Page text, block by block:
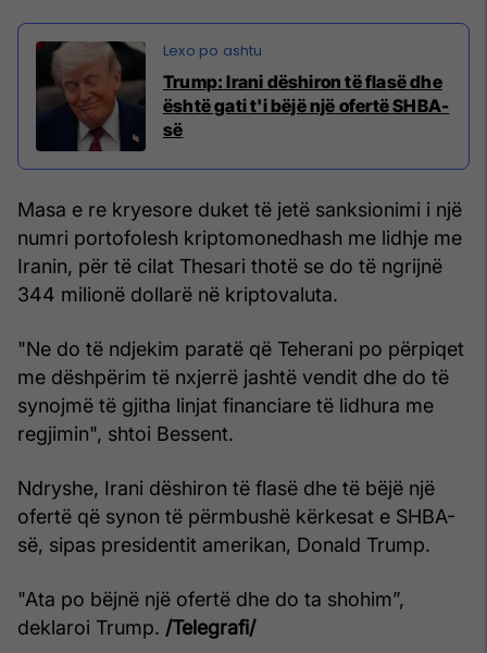
Trump: Irani dëshiron të flasë dhe
është gati t'i bëjë një ofertë SHBA-
së
Masa e re kryesore duket të jetë sanksionimi i një
numri portofolesh kriptomonedhash me lidhje me
Iranin, për të cilat Thesari thotë se do të ngrijnë
344 milionë dollarë në kriptovaluta.
"Ne do të ndjekim paratë që Teherani po përpiqet
me dëshpërim të nxjerrë jashtë vendit dhe do të
synojmë të gjitha linjat financiare të lidhura me
regjimin", shtoi Bessent.
Ndryshe, Irani dëshiron të flasë dhe të bëjë një
ofertë që synon të përmbushë kërkesat e SHBA-
së, sipas presidentit amerikan, Donald Trump.
"Ata po bëjnë një ofertë dhe do ta shohim”,
deklaroi Trump. /Telegrafi/